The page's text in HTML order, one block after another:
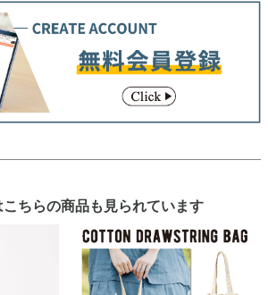
ちらの商品も見られています